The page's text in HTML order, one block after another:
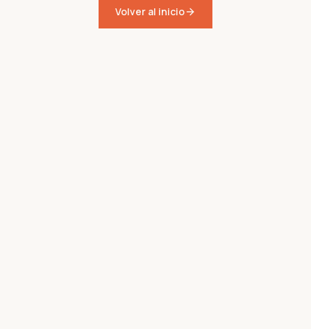
Volver al inicio